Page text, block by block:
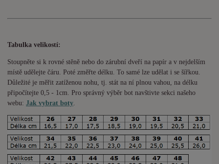
Tabulka velikostí:
Stoupněte si k rovné stěně nebo do zárubní dveří na papír a v nejdelším
místě udělejte čáru. Poté změřte délku. To samé lze udělat i se šířkou.
Důležité je měřit zatíženou nohu, tj. stát na ní plnou vahou, na délku
připočítejte 0,5 - 1cm . Pro správný výběr bot navštivte sekci našeho
webu: Jak vybrat boty